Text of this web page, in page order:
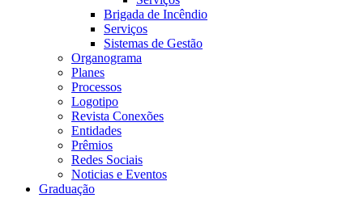
Brigada de Incêndio
Serviços
Sistemas de Gestão
Organograma
Planes
Processos
Logotipo
Revista Conexões
Entidades
Prêmios
Redes Sociais
Noticias e Eventos
Graduação